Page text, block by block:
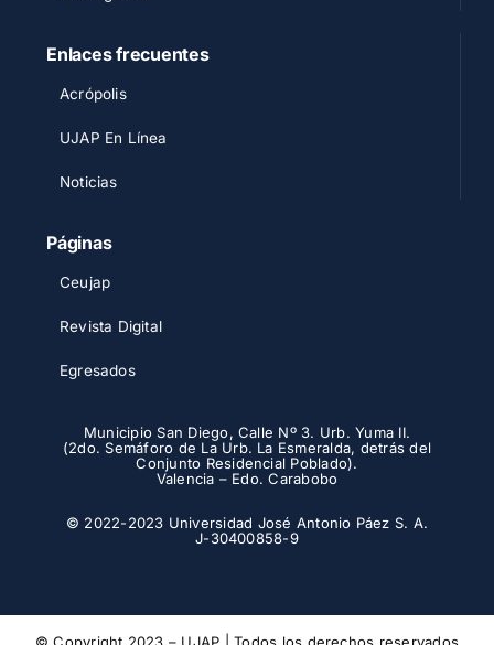
Enlaces frecuentes
Acrópolis
UJAP En Línea
Noticias
Páginas
Ceujap
Revista Digital
Egresados
Municipio San Diego, Calle Nº 3. Urb. Yuma II.
(2do. Semáforo de La Urb. La Esmeralda, detrás del
Conjunto Residencial Poblado).
Valencia – Edo. Carabobo
© 2022-2023 Universidad José Antonio Páez S. A.
J-30400858-9